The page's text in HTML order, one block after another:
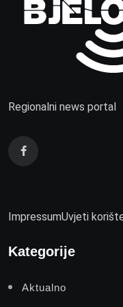
Regionalni news portal
ImpressumUvjeti
Kategorije
Aktualno